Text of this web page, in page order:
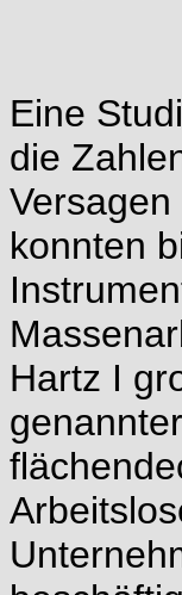
Eine
die
konnten
Hartz I